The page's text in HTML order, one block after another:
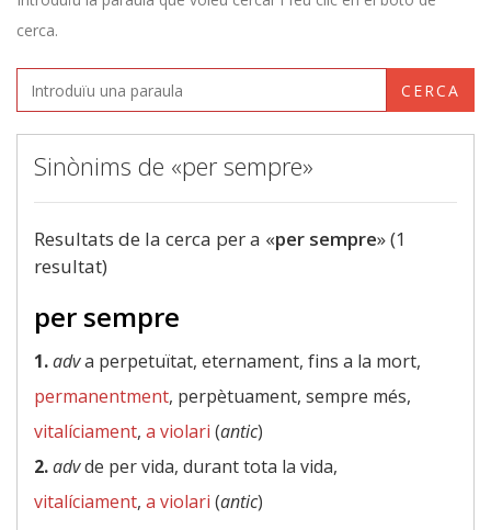
cerca.
CERCA
Sinònims de «per sempre»
Resultats de la cerca per a «per sempre» (1
resultat)
per sempre
1.adva perpetuïtat, eternament, fins a la mort,
permanentment, perpètuament, sempre més,
vitalíciament, a violari (antic)
2.advde per vida, durant tota la vida,
vitalíciament, a violari (antic)